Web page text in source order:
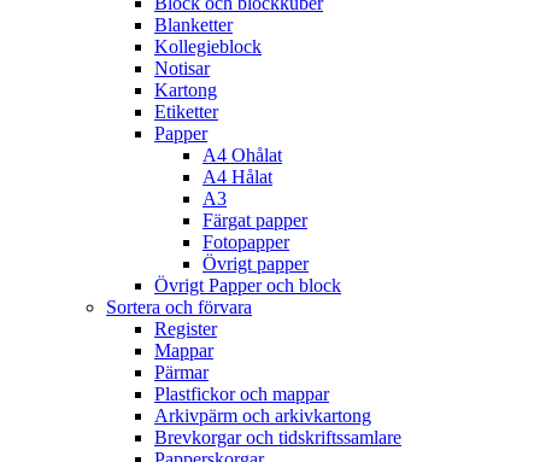
Blanketter
Kollegieblock
Notisar
Kartong
Etiketter
Papper
A4 Ohålat
A4 Hålat
A3
Färgat papper
Fotopapper
Övrigt papper
Övrigt Papper och block
Sortera och förvara
Register
Mappar
Pärmar
Plastfickor och mappar
Arkivpärm och arkivkartong
Brevkorgar och tidskriftssamlare